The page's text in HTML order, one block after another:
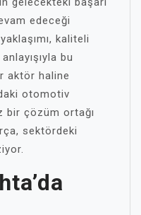
edeceği
kaliteli
bu
aktör haline
otomotiv
bir çözüm ortağı
sektördeki